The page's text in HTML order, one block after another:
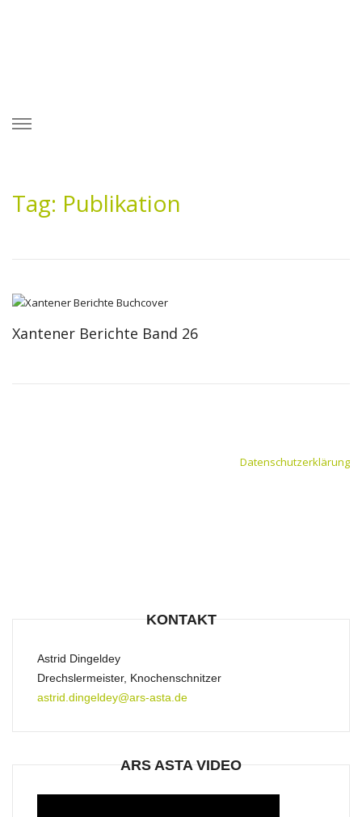
Skip
Tag: Publikation
Xantener Berichte Band 26
Datenschutzerklärung
KONTAKT
Astrid Dingeldey
Drechslermeister, Knochenschnitzer
astrid.dingeldey@ars-asta.de
ARS ASTA VIDEO